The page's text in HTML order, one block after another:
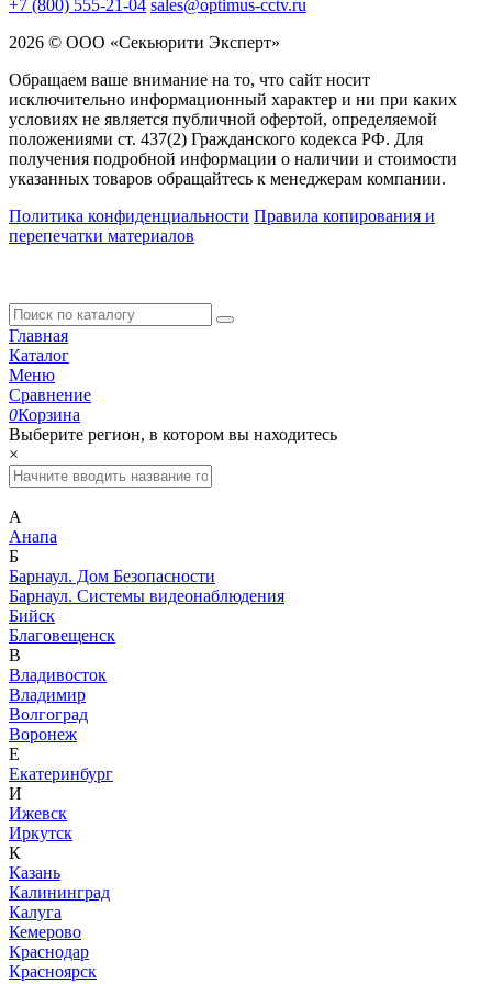
+7 (800) 555-21-04 sales@optimus-cctv.ru
2026 © ООО «Секьюрити Эксперт»
Обращаем ваше внимание на то, что сайт носит
исключительно информационный характер и ни при каких
условиях не является публичной офертой, определяемой
положениями ст. 437(2) Гражданского кодекса РФ. Для
получения подробной информации о наличии и стоимости
указанных товаров обращайтесь к менеджерам компании.
Политика конфиденциальности Правила копирования и
перепечатки материалов
Главная
Каталог
Меню
Сравнение
0Корзина
Выберите регион, в котором вы находитесь
×
А
Анапа
Б
Барнаул. Дом Безопасности
Барнаул. Системы видеонаблюдения
Бийск
Благовещенск
В
Владивосток
Владимир
Волгоград
Воронеж
Е
Екатеринбург
И
Ижевск
Иркутск
К
Казань
Калининград
Калуга
Кемерово
Краснодар
Красноярск